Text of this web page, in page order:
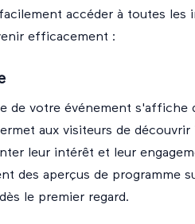
accéder à toutes les
efficacement :
de votre événement s'affiche
aux visiteurs de
leur intérêt et leur
des aperçus de programme
le premier regard.